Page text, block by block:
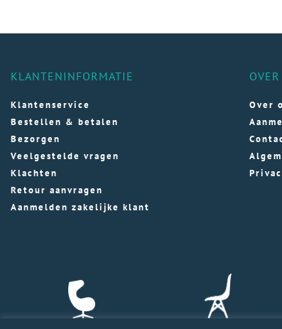
KLANTENINFORMATIE
Klantenservice
Bestellen & betalen
Bezorgen
Veelgestelde vragen
Klachten
Retour aanvragen
Aanmelden zakelijke klant
Over